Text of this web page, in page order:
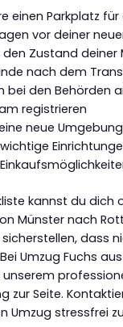
einen Parkplatz für
vor deiner
Zustand deiner
nach dem
bei den Behörden
registrieren
neue
kannst du dich
Münster nach
dass
Umzug Fuchs
zur Seite.
Umzug stressfrei